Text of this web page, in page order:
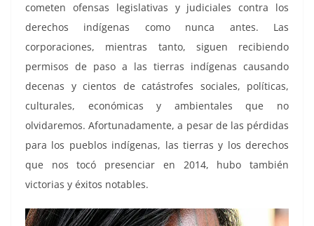
cometen ofensas legislativas y judiciales contra los
derechos indígenas como nunca antes. Las
corporaciones, mientras tanto, siguen recibiendo
permisos de paso a las tierras indígenas causando
decenas y cientos de catástrofes sociales, políticas,
culturales, económicas y ambientales que no
olvidaremos. Afortunadamente, a pesar de las pérdidas
para los pueblos indígenas, las tierras y los derechos
que nos tocó presenciar en 2014, hubo también
victorias y éxitos notables.